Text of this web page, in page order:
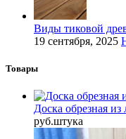
Виды тиковой
19 сентября, 2025
Товары
Доска обрезная
руб.штука